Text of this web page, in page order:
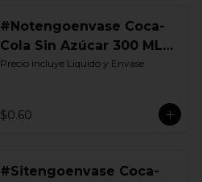
#Notengoenvase Coca-
Cola Sin Azúcar 300 ML.
Retornable
Precio incluye Liquido y Envase
$0.60
#Sitengoenvase Coca-